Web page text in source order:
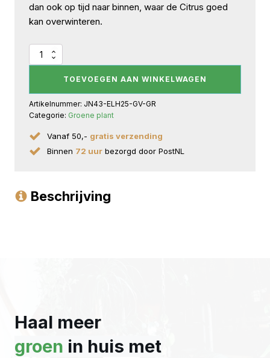
dan ook op tijd naar binnen, waar de Citrus goed
kan overwinteren.
Citrus
Pursha
outdoor
sierpot
Rond
(groen)
aantal
TOEVOEGEN AAN WINKELWAGEN
Artikelnummer: JN43-ELH25-GV-GR
Categorie: Groene plant
Vanaf 50,- gratis verzending
Binnen 72 uur bezorgd door PostNL
Beschrijving
Haal meer
groen in huis met